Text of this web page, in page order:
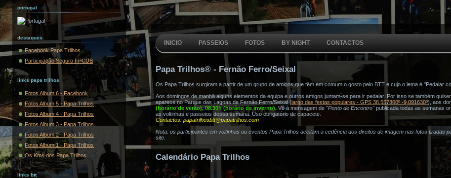
portugal
destaques
Facebook Papa Trilhos
Participação Seguro FPCUB
links papa trilhos
Fotos Album 6 - Facebook
Fotos Album 5 - Papa Trilhos
Fotos Album 4 - Papa Trilhos
Fotos Album 3 - Papa Trilhos
Fotos Album 2 - Papa Trilhos
Fotos Album 1 - Papa Trilhos
Os Kms dos Papa Trilhos
links btt
INICIO PASSEIOS FOTOS BY NIGHT CONTACTOS
Papa Trilhos® - Fernão Ferro/Seixal
Os Papa Trilhos surgiram a partir de um grupo de amigos que têm em comum o gosto pelo BTT e cujo o lema é "Pedalar
Aos domingos de manhã alguns elementos da equipa e outros amigos juntam-se para ir pedalar. Por isso se também
aparece no Parque das Lagoas de Fernão Ferro/Seixal (largo das festas populares - GPS 38,557800º -9,091630º), aos
(horário de verão), 08.30h (horário de inverno). Vê a mensagem de "Ponto de Encontro"publicada todas as semanas
as voltinhas e passeios dessa semana. Uso obrigatório de capacete.
Contactos: papatrilhosbtt@papatrilhos.com
Nota: os participantes em voltinhas ou eventos Papa Trilhos aceitam a cedência dos direitos de imagem nas fotos tiradas
site.
Calendário Papa Trilhos